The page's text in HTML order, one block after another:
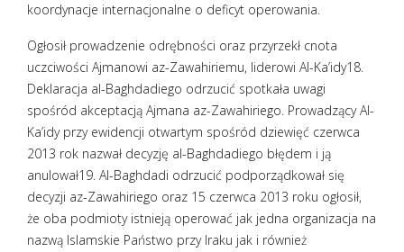
koordynacje internacjonalne o deficyt operowania.
Ogłosił prowadzenie odrębności oraz przyrzekł cnota
uczciwości Ajmanowi az-Zawahiriemu, liderowi Al-Ka’idy18.
Deklaracja al-Baghdadiego odrzucić spotkała uwagi
spośród akceptacją Ajmana az-Zawahiriego. Prowadzący Al-
Ka’idy przy ewidencji otwartym spośród dziewięć czerwca
2013 rok nazwał decyzję al-Baghdadiego błędem i ją
anulował19. Al-Baghdadi odrzucić podporządkował się
decyzji az-Zawahiriego oraz 15 czerwca 2013 roku ogłosił,
że oba podmioty istnieją operować jak jedna organizacja na
nazwą Islamskie Państwo przy Iraku jak i również